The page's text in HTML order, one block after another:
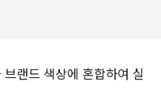
랜드 색상에 혼합하여 실